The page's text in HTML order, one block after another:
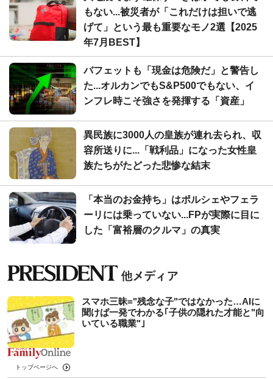
もない...被災者が「これだけは担いで逃
げて」という最も重要なモノ2選【2025
年7月BEST】
バフェットも「現金は危険だ」と警告し
た...オルカンでもS&P500でもない、イ
ンフレ時こそ強さを発揮する「資産」
異民族に3000人の皇族が連れ去られ、収
容所送りに...「戦利品」になった女性皇
族たちがたどった悲惨な結末
「本当のお金持ち」はポルシェやフェラ
ーリには乗っていない...FPが実際に目に
した「富裕層のクルマ」の真実
スマホ三昧="残念な子"ではなかった…AIに
聞けば一発でわかる｢子供の隠れた才能と"向
いている職業"｣
トップページへ